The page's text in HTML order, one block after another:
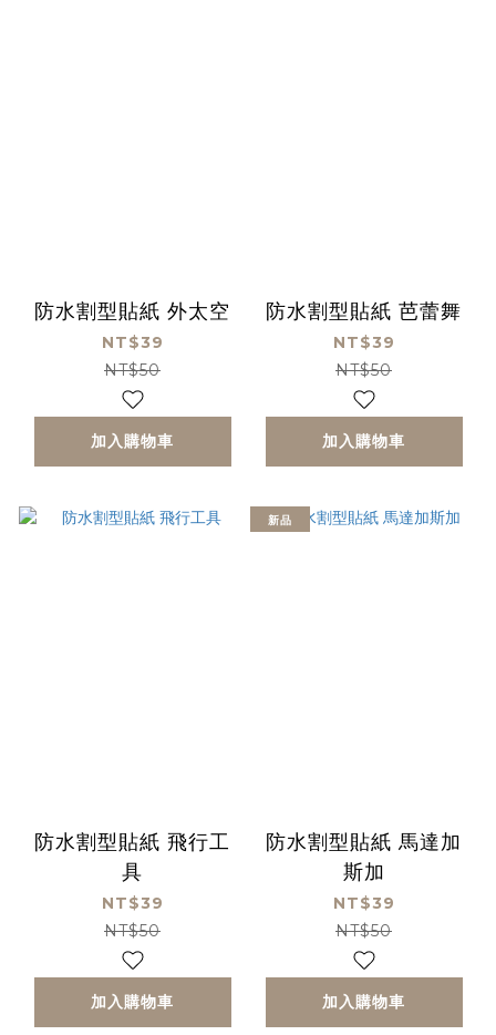
防水割型貼紙 外太空
NT$39
NT$50
加入購物車
防水割型貼紙 芭蕾舞
NT$39
NT$50
加入購物車
防水割型貼紙 飛行工
具
NT$39
NT$50
加入購物車
新品
防水割型貼紙 馬達加
斯加
NT$39
NT$50
加入購物車